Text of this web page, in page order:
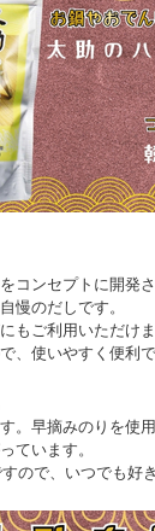
コンセプトに開発
慢のだしです。
もご利用いただけま
、使いやすく便利で
。早摘みのりを使
ています。
ので、いつでも好